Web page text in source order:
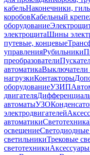
кабельНаконечники,
коробовКабельный
оборудование
электрощитаШины
путевые, концевые
управленияРубильники
преобразователи
автоматикаВыключатели
нагрузкиКонтакторы
оборудованиеУЗИП
двигателя
автоматыУЗО
электродвигателей
автоматикиСветотехника
освещение
светильникиТрековые
светотехники